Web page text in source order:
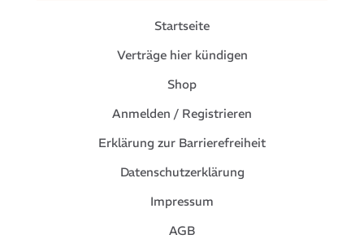
Startseite
Verträge hier kündigen
Shop
Anmelden / Registrieren
Erklärung zur Barrierefreiheit
Datenschutzerklärung
Impressum
AGB